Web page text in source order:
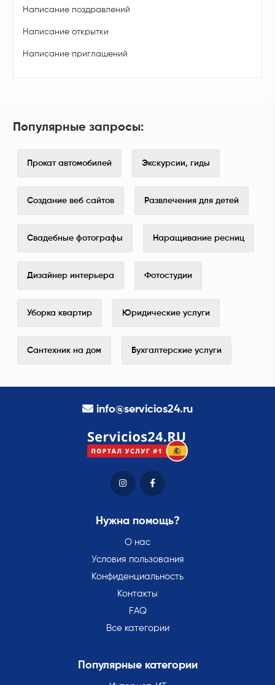
Написание поздравлений
Написание открытки
Написание приглашений
Популярные запросы:
Прокат автомобилей Экскурсии, гиды
Создание веб сайтов Развлечения для детей
Свадебные фотографы Наращивание ресниц
Дизайнер интерьера Фотостудии
Уборка квартир Юридические услуги
Сантехник на дом Бухгалтерские услуги
info@servicios24.ru
Нужна помощь?
О нас
Условия пользования
Конфиденциальность
Контакты
FAQ
Все категории
Популярные категории